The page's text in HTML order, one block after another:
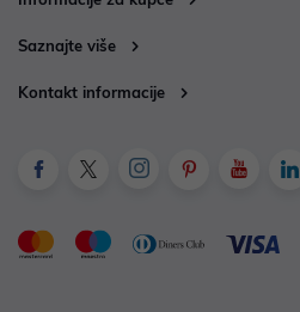
Saznajte više
Kontakt informacije